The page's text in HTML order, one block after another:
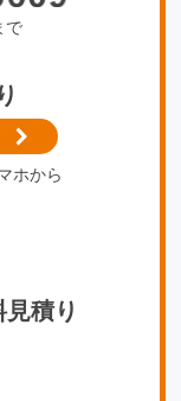
で
ホから
積り